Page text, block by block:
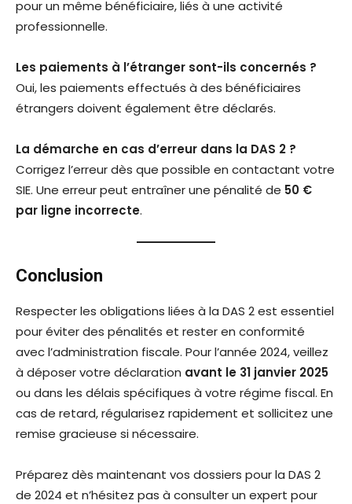
pour un même bénéficiaire, liés à une activité
professionnelle.
Les paiements à l’étranger sont-ils concernés ?
Oui, les paiements effectués à des bénéficiaires
étrangers doivent également être déclarés.
La démarche en cas d’erreur dans la DAS 2 ?
Corrigez l’erreur dès que possible en contactant votre
SIE. Une erreur peut entraîner une pénalité de 50 €
par ligne incorrecte.
Conclusion
Respecter les obligations liées à la DAS 2 est essentiel
pour éviter des pénalités et rester en conformité
avec l’administration fiscale. Pour l’année 2024, veillez
à déposer votre déclaration avant le 31 janvier 2025
ou dans les délais spécifiques à votre régime fiscal. En
cas de retard, régularisez rapidement et sollicitez une
remise gracieuse si nécessaire.
Préparez dès maintenant vos dossiers pour la DAS 2
de 2024 et n’hésitez pas à consulter un expert pour